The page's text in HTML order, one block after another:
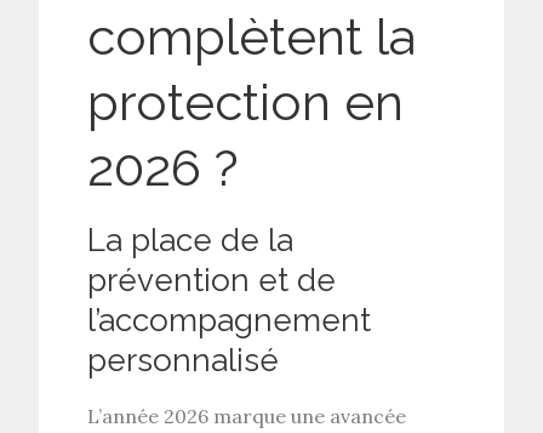
complètent la
protection en
2026 ?
La place de la
prévention et de
l’accompagnement
personnalisé
L’année 2026 marque une avancée